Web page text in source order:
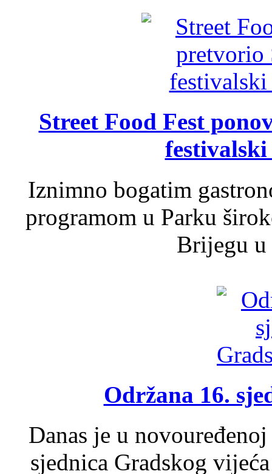
Street Food Fest
Iznimno bogatim
programom u Parku
Brijegu u
Održana 16.
Danas je u
sjednica Gradskog